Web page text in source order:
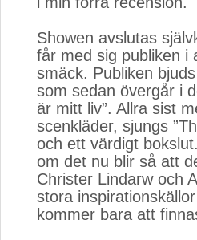
Showen avslutas
får med sig publiken i
smäck. Publiken
som sedan övergår i
är mitt liv”. Allra sist
scenkläder, sjungs
och ett värdigt
om det nu blir så att
Christer Lindarw och
stora
kommer bara att